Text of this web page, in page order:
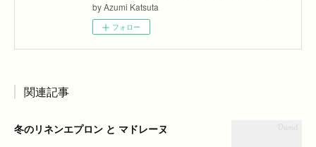
by Azumi Katsuta
フォロー
関連記事
冬のリネンエプロン と マドレーヌ